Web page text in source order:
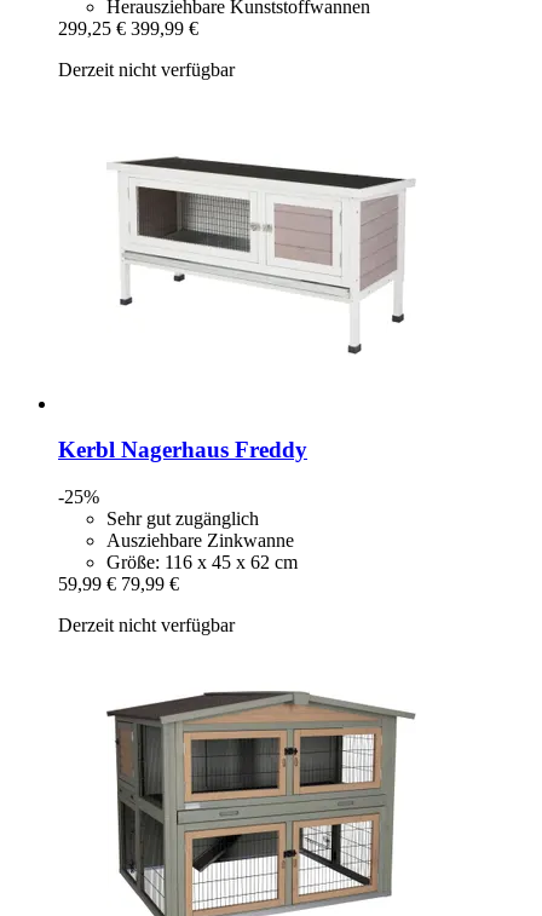
Herausziehbare Kunststoffwannen
299,25 € 399,99 €
Derzeit nicht verfügbar
Kerbl Nagerhaus Freddy
-25%
Sehr gut zugänglich
Ausziehbare Zinkwanne
Größe: 116 x 45 x 62 cm
59,99 € 79,99 €
Derzeit nicht verfügbar